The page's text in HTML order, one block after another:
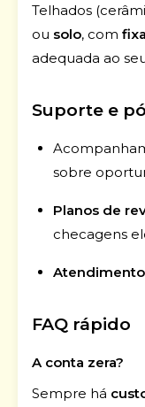
Telhados
ou solo, com
adequada ao
Suporte e
sobre
Planos de
checagens
FAQ rápido
A conta zera?
Sempre há